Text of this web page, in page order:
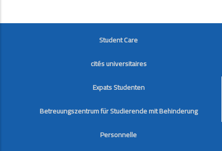
FOOTER
Student Care
cités universitaires
Expats Studenten
Betreuungszentrum für Studierende mit Behinderung
Personnelle